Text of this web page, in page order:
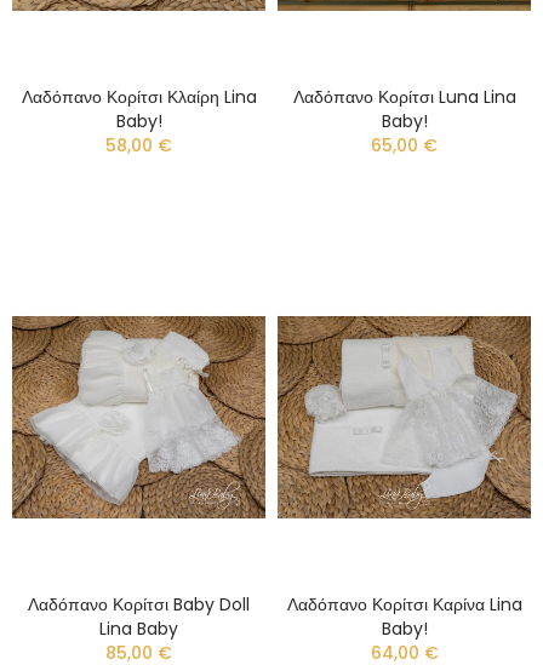
Λαδόπανο Κορίτσι Κλαίρη Lina
Baby!
58,00 €
Λαδόπανο Κορίτσι Luna Lina
Baby!
65,00 €
Λαδόπανο Κορίτσι Baby Doll
Lina Baby
85,00 €
Λαδόπανο Κορίτσι Καρίνα Lina
Baby!
64,00 €